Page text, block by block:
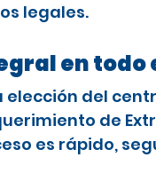
legales.
en todo
elección del
de
es rápido,